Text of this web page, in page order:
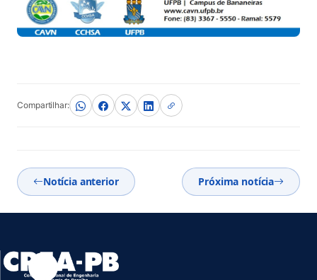
Compartilhar:
Notícia anterior Próxima notícia